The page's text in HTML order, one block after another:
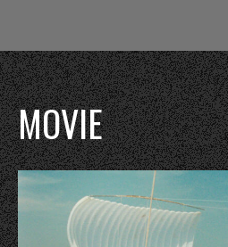
MOVIE